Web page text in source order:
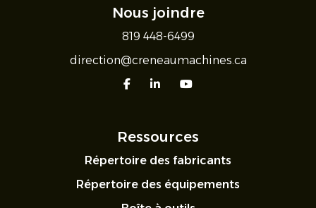
Nous joindre
819 448-6499
direction@creneaumachines.ca
facebooklinkedinyoutube
Ressources
Répertoire des fabricants
Répertoire des équipements